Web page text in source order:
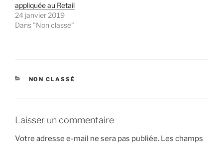
appliquée au Retail
24 janvier 2019
Dans "Non classé"
CATÉGORIES
NON CLASSÉ
Laisser un commentaire
Votre adresse e-mail ne sera pas publiée. Les champs